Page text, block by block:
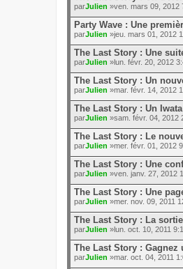
parJulien »ven. mars 09, 2012
Party Wave : Une
parJulien »jeu. mars 01, 2012
The Last Story : Une
parJulien »lun. févr. 20, 2012
The Last Story : Un
parJulien »mar. févr. 14, 2012
The Last Story : Un
parJulien »sam. févr. 04, 2012
The Last Story : Le
parJulien »mer. févr. 01, 2012
The Last Story : Une
parJulien »ven. janv. 27, 2012
The Last Story : Une
parJulien »mer. nov. 09, 2011
The Last Story : La
parJulien »lun. oct. 10, 2011
The Last Story : Gagnez
parJulien »mar. oct. 04, 2011